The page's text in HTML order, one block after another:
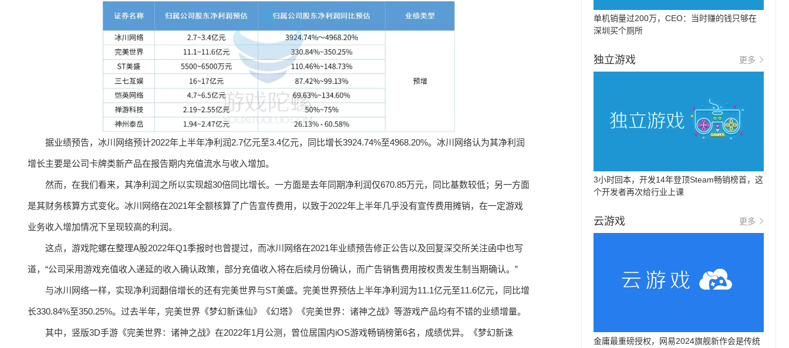
据业绩预告，冰川网络预计2022年上半年净利润2.7亿元至3.4亿元，同比增长3924.74%至4968.20%。冰川网络认为其净利润
增长主要是公司卡牌类新产品在报告期内充值流水与收入增加。
然而，在我们看来，其净利润之所以实现超30倍同比增长。一方面是去年同期净利润仅670.85万元，同比基数较低；另一方面
是其财务核算方式变化。冰川网络在2021年全额核算了广告宣传费用，以致于2022年上半年几乎没有宣传费用摊销，在一定游戏
业务收入增加情况下呈现较高的利润。
这点，游戏陀螺在整理A股2022年Q1季报时也曾提过，而冰川网络在2021年业绩预告修正公告以及回复深交所关注函中也写
道，“公司采用游戏充值收入递延的收入确认政策，部分充值收入将在后续月份确认，而广告销售费用按权责发生制当期确认。”
与冰川网络一样，实现净利润翻倍增长的还有完美世界与ST美盛。完美世界预估上半年净利润为11.1亿元至11.6亿元，同比增
长330.84%至350.25%。过去半年，完美世界《梦幻新诛仙》《幻塔》《完美世界：诸神之战》等游戏产品均有不错的业绩增量。
其中，竖版3D手游《完美世界：诸神之战》在2022年1月公测，曾位居国内iOS游戏畅销榜第6名，成绩优异。《梦幻新诛
单机销量过200万，CEO：当时赚的钱只够在
深圳买个厕所
独立游戏 更多
3小时回本，开发14年登顶Steam畅销榜首，这
个开发者再次给行业上课
云游戏 更多
金庸最重磅授权，网易2024旗舰新作会是传统